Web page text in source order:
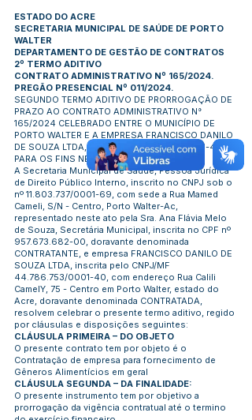
ESTADO DO ACRE
SECRETARIA MUNICIPAL DE SAÚDE DE PORTO
WALTER
DEPARTAMENTO DE GESTÃO DE CONTRATOS
2º TERMO ADITIVO
CONTRATO ADMINISTRATIVO Nº 165/2024.
PREGÃO PRESENCIAL Nº 011/2024.
SEGUNDO TERMO ADITIVO DE PRORROGAÇÃO DE
PRAZO AO CONTRATO ADMINISTRATIVO N°
165/2024 CELEBRADO ENTRE O MUNICÍPIO DE
PORTO WALTER E A EMPRESA FRANCISCO DANILO
DE SOUZA LTDA, CNPJ/MF
44.786.753/0001-40,
PARA OS FINS NELE INDICADOS.
A Secretaria Municipal de Saúde, Pessoa Jurídica
de Direito Público Interno, inscrito no CNPJ sob o
nº 11.803.737/0001-69, com sede a Rua Mamed
Cameli, S/N - Centro, Porto Walter-Ac,
representado neste ato pela Sra. Ana Flávia Melo
de Souza, Secretária Municipal, inscrita no CPF nº
957.673.682-00, doravante denominada
CONTRATANTE, e empresa FRANCISCO DANILO DE
SOUZA LTDA, inscrita pelo CNPJ/MF
44.786.753/0001-40, com endereço Rua Calili
CamelY, 75 - Centro em Porto Walter, estado do
Acre, doravante denominada CONTRATADA,
resolvem celebrar o presente termo aditivo, regido
por cláusulas e disposições seguintes:
CLÁUSULA PRIMEIRA – DO OBJETO
O presente contrato tem por objeto é o
Contratação de empresa para fornecimento de
Gêneros Alimentícios em geral
CLÁUSULA SEGUNDA – DA FINALIDADE:
O presente instrumento tem por objetivo a
prorrogação da vigência contratual até o termino